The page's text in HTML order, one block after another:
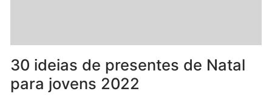
30 ideias de presentes de Natal
para jovens 2022